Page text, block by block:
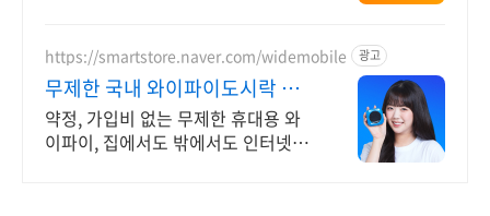
https://smartstore.naver.com/widemobile 광고
무제한 국내 와이파이도시락 약
정/가입비없이 무료반납까지
약정, 가입비 없는 무제한 휴대용 와
이파이, 집에서도 밖에서도 인터넷연